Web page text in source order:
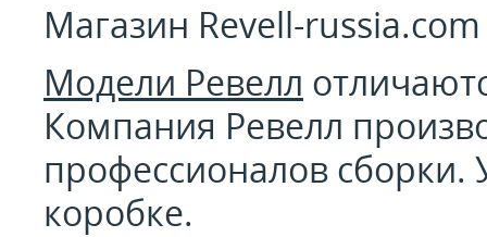
Магазин Revell-
Модели Ревелл
Компания Ревелл
профессионалов сборки.
коробке.